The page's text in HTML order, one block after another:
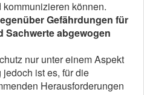
können.
Gefährdungen für
Sachwerte abgewogen
nur unter einem Aspekt
ist es, für die
Herausforderungen